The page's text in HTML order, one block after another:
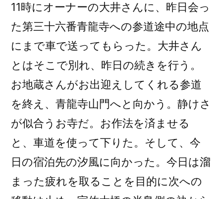
11時にオーナーの大井さんに、昨日会っ
た第三十六番青龍寺への参道途中の地点
にまで車で送ってもらった。大井さん
とはそこで別れ、昨日の続きを行う。
お地蔵さんがお出迎えしてくれる参道
を終え、青龍寺山門へと向かう。静けさ
が似合うお寺だ。お作法を済ませる
と、車道を使って下りた。そして、今
日の宿泊先の汐風に向かった。今日は溜
まった疲れを取ることを目的に次への